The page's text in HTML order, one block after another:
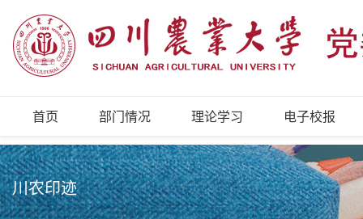
首页 部门情况 理论学习 电子校报
川农印迹